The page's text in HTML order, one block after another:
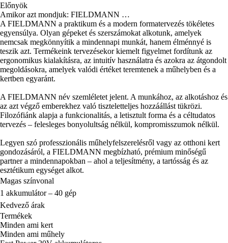
Előnyök
Amikor azt mondjuk: FIELDMANN …
A FIELDMANN a praktikum és a modern formatervezés tökéletes
egyensúlya. Olyan gépeket és szerszámokat alkotunk, amelyek
nemcsak megkönnyítik a mindennapi munkát, hanem élménnyé is
teszik azt. Termékeink tervezésekor kiemelt figyelmet fordítunk az
ergonomikus kialakításra, az intuitív használatra és azokra az átgondolt
megoldásokra, amelyek valódi értéket teremtenek a műhelyben és a
kertben egyaránt.
A FIELDMANN név szemléletet jelent. A munkához, az alkotáshoz és
az azt végző emberekhez való tiszteletteljes hozzáállást tükrözi.
Filozófiánk alapja a funkcionalitás, a letisztult forma és a céltudatos
tervezés – felesleges bonyolultság nélkül, kompromisszumok nélkül.
Legyen szó professzionális műhelyfelszerelésről vagy az otthoni kert
gondozásáról, a FIELDMANN megbízható, prémium minőségű
partner a mindennapokban – ahol a teljesítmény, a tartósság és az
esztétikum egységet alkot.
Magas színvonal
1 akkumulátor – 40 gép
Kedvező árak
Termékek
Minden ami kert
Minden ami műhely